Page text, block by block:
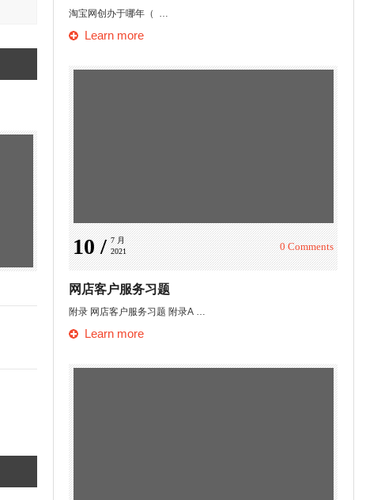
淘宝网创办于哪年（ …
Learn more
10 / 7 月
2021
0 Comments
网店客户服务习题
附录 网店客户服务习题 附录A …
Learn more